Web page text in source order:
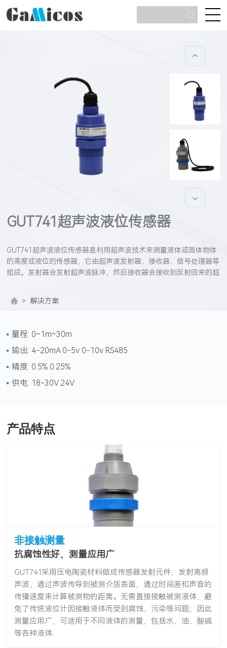
GUT741超声波液位传感器
GUT741超声波液位传感器是利用超声波技术来测量液体或固体物体
的高度或液位的传感器，它由超声波发射器、接收器、信号处理器等
组成。发射器会发射超声波脉冲，然后接收器会接收到反射回来的超
统。
> 解决方案
量程: 0~1m~30m
输出: 4-20mA 0-5v 0-10v RS485
精度: 0.5% 0.25%
供电: 18-30V 24V
产品特点
非接触测量
抗腐蚀性好，测量应用广
GUT741采用压电陶瓷材料做成传感器发射元件，发射高频
声波，通过声波传导到被测介质表面，通过时间差和声音的
传播速度来计算被测物的距离。无需直接接触被测液体，避
免了传统液位计因接触液体而受到腐蚀、污染等问题；因此
测量应用广，可适用于不同液体的测量，包括水、油、酸碱
等各种液体.